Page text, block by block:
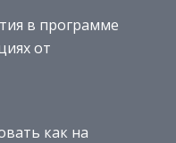
в программе
от
как на